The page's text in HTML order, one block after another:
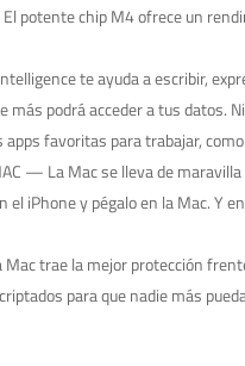
El potente chip M4 ofrece un
te ayuda a escribir,
podrá acceder a tus datos.
apps favoritas para trabajar,
MAC — La Mac se lleva de
el iPhone y pégalo en la Mac.
Mac trae la mejor protección
para que nadie más